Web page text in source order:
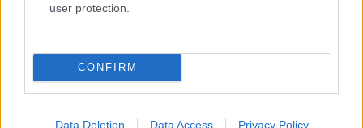
user protection.
CONFIRM
Data Deletion Data Access Privacy Policy